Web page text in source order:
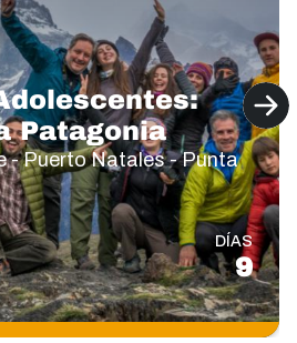
Patagonia
- Puerto Natales - Punta
DÍAS
9